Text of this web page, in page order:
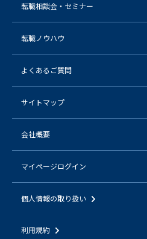
転職相談会・セミナー
転職ノウハウ
よくあるご質問
サイトマップ
会社概要
マイページログイン
個人情報の取り扱い
利用規約